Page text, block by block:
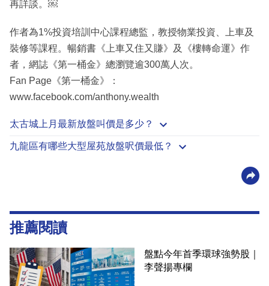
再詳談。￼
作者為1%投資培訓中心課程總監，教授物業投資、上車及
裝修等課程。暢銷書《上車又住又賺》及《樓轉命運》作
者，網誌《第一桶金》總瀏覽逾300萬人次。
Fan Page《第一桶金》：
www.facebook.com/anthony.wealth
太古城上月最新放盤叫價是多少？
九龍區有哪些大型屋苑放盤呎價最低？
推薦閱讀
盤點今年首季環球強勢股｜
李聲揚專欄